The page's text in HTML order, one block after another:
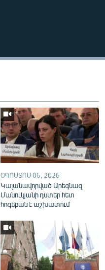
ՕԳՈՍՏՈՍ 06, 2026
Կալանավորված Արեգնազ
Մանուկյանի դստեր հետ
հոգեբան է աշխատում